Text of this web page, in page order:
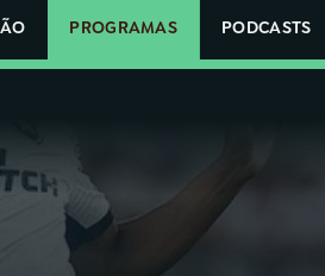
PROGRAMAS PODCASTS